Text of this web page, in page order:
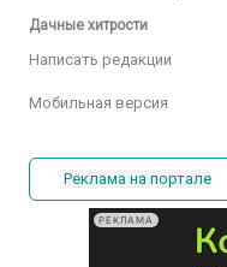
Дачные хитрости
Написать редакции
Мобильная версия
Реклама на портале
РЕКЛАМА